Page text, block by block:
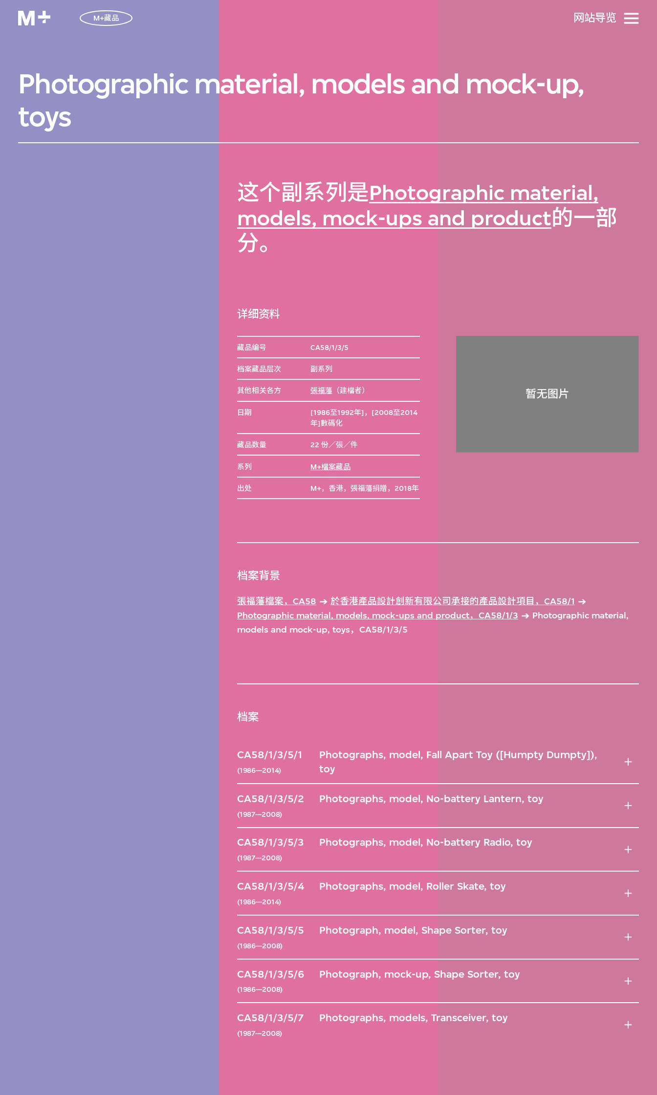
M+藏品 网站导览
Photographic material, models and mock-up,
toys
这个副系列是Photographic material,
models, mock-ups and product的一部
分。
详细资料
藏品编号 CA58/1/3/5
档案藏品层次 副系列
其他相关各方 張福藩 （建檔者）
日期
[1986至1992年]，[2008至2014
年]數碼化
藏品数量 22 份／張／件
系列 M+檔案藏品
出处 M+，香港，張福藩捐贈，2018年
档案背景
張福藩檔案，CA58
於香港產品設計創新有限公司承接的產品設計項目，CA58/1
Photographic material, models, mock-ups and product，CA58/1/3
Photographic material,
models and mock-up, toys，CA58/1/3/5
档案
CA58/1/3/5/1
(1986—2014)
Photographs, model, Fall Apart Toy ([Humpty Dumpty]),
toy
CA58/1/3/5/2
(1987—2008)
Photographs, model, No-battery Lantern, toy
CA58/1/3/5/3
(1987—2008)
Photographs, model, No-battery Radio, toy
CA58/1/3/5/4
(1986—2014)
Photographs, model, Roller Skate, toy
CA58/1/3/5/5
(1986—2008)
Photograph, model, Shape Sorter, toy
CA58/1/3/5/6
(1986—2008)
Photograph, mock-up, Shape Sorter, toy
CA58/1/3/5/7
(1987—2008)
Photographs, models, Transceiver, toy